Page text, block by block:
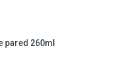
pared 260ml